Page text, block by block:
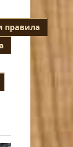
правила